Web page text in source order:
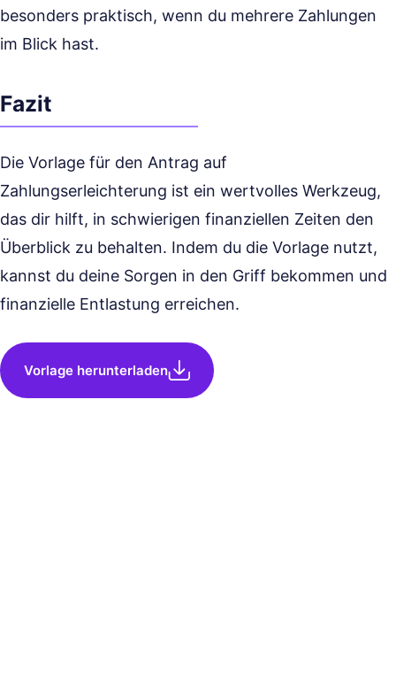
besonders praktisch, wenn du mehrere Zahlungen
im Blick hast.
Fazit
Die Vorlage für den Antrag auf
Zahlungserleichterung ist ein wertvolles Werkzeug,
das dir hilft, in schwierigen finanziellen Zeiten den
Überblick zu behalten. Indem du die Vorlage nutzt,
kannst du deine Sorgen in den Griff bekommen und
finanzielle Entlastung erreichen.
Vorlage herunterladen